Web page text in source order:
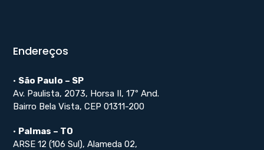
Endereços
• São Paulo – SP
Av. Paulista, 2073, Horsa II, 17º And.
Bairro Bela Vista, CEP 01311-200
• Palmas – TO
ARSE 12 (106 Sul), Alameda 02,